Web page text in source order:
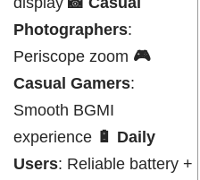
Photographers:
Periscope zoom 🎮
Casual Gamers:
Smooth BGMI
experience 🔋 Daily
Users: Reliable battery +